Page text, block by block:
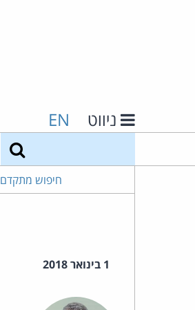
ניווט EN
חיפוש מתקדם
1 בינואר 2018